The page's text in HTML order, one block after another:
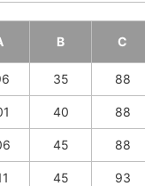
B C
35 88
40 88
45 88
45 93